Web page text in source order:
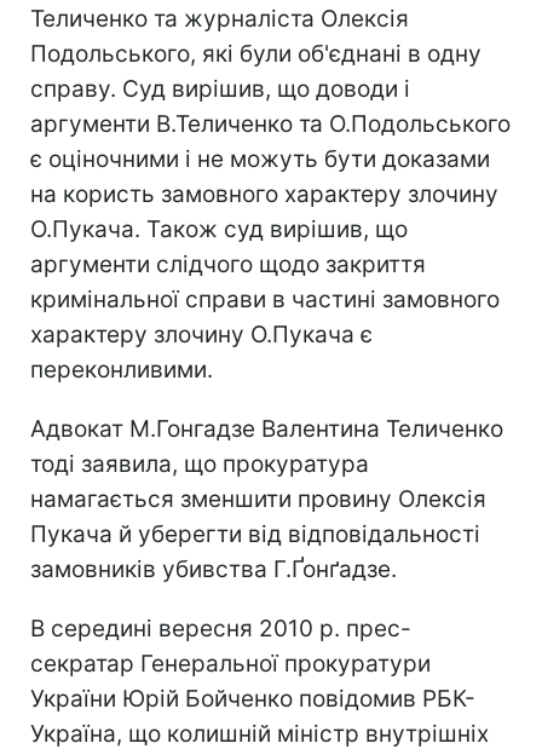
Теличенко та журналіста Олексія
Подольського, які були об'єднані в одну
справу. Суд вирішив, що доводи і
аргументи В.Теличенко та О.Подольського
є оціночними і не можуть бути доказами
на користь замовного характеру злочину
О.Пукача. Також суд вирішив, що
аргументи слідчого щодо закриття
кримінальної справи в частині замовного
характеру злочину О.Пукача є
переконливими.
Адвокат М.Гонгадзе Валентина Теличенко
тоді заявила, що прокуратура
намагається зменшити провину Олексія
Пукача й уберегти від відповідальності
замовників убивства Г.Ґонґадзе.
В середині вересня 2010 р. прес-
секратар Генеральної прокуратури
України Юрій Бойченко повідомив РБК-
Україна, що колишній міністр внутрішніх